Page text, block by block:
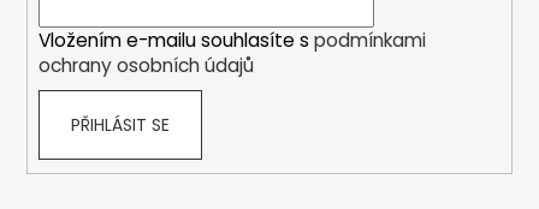
Vložením e-mailu souhlasíte s podmínkami
ochrany osobních údajů
PŘIHLÁSIT SE